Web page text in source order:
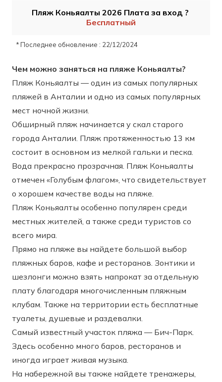
Пляж Коньяалты 2026 Плата за вход ?
Бесплатный
* Последнее обновление : 22/12/2024
Чем можно заняться на пляже Коньяалты?
Пляж Коньяалты — один из самых популярных
пляжей в Анталии и одно из самых популярных
мест ночной жизни.
Обширный пляж начинается у скал старого
города Анталии. Пляж протяженностью 13 км
состоит в основном из мелкой гальки и песка.
Вода прекрасно прозрачная. Пляж Коньяалты
отмечен «Голубым флагом», что свидетельствует
о хорошем качестве воды на пляже.
Пляж Коньяалты особенно популярен среди
местных жителей, а также среди туристов со
всего мира.
Прямо на пляже вы найдете большой выбор
пляжных баров, кафе и ресторанов. Зонтики и
шезлонги можно взять напрокат за отдельную
плату благодаря многочисленным пляжным
клубам. Также на территории есть бесплатные
туалеты, душевые и раздевалки.
Самый известный участок пляжа — Бич-Парк.
Здесь особенно много баров, ресторанов и
иногда играет живая музыка.
На набережной вы также найдете тренажеры,